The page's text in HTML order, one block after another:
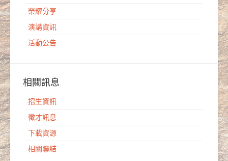
榮耀分享
演講資訊
活動公告
相關訊息
招生資訊
徵才訊息
下載資源
相關聯結